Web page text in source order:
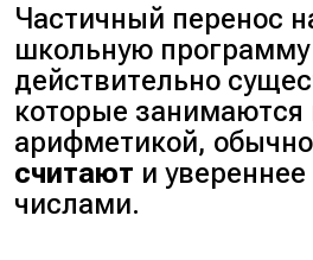
Частичный перенос
школьную программу
действительно
которые занимаются
арифметикой, обычно
считают и
числами.